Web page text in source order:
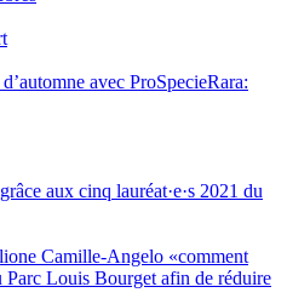
avec ProSpecieRara:
aux cinq lauréat·e·s 2021 du
Camille-Angelo «comment
Louis Bourget afin de réduire